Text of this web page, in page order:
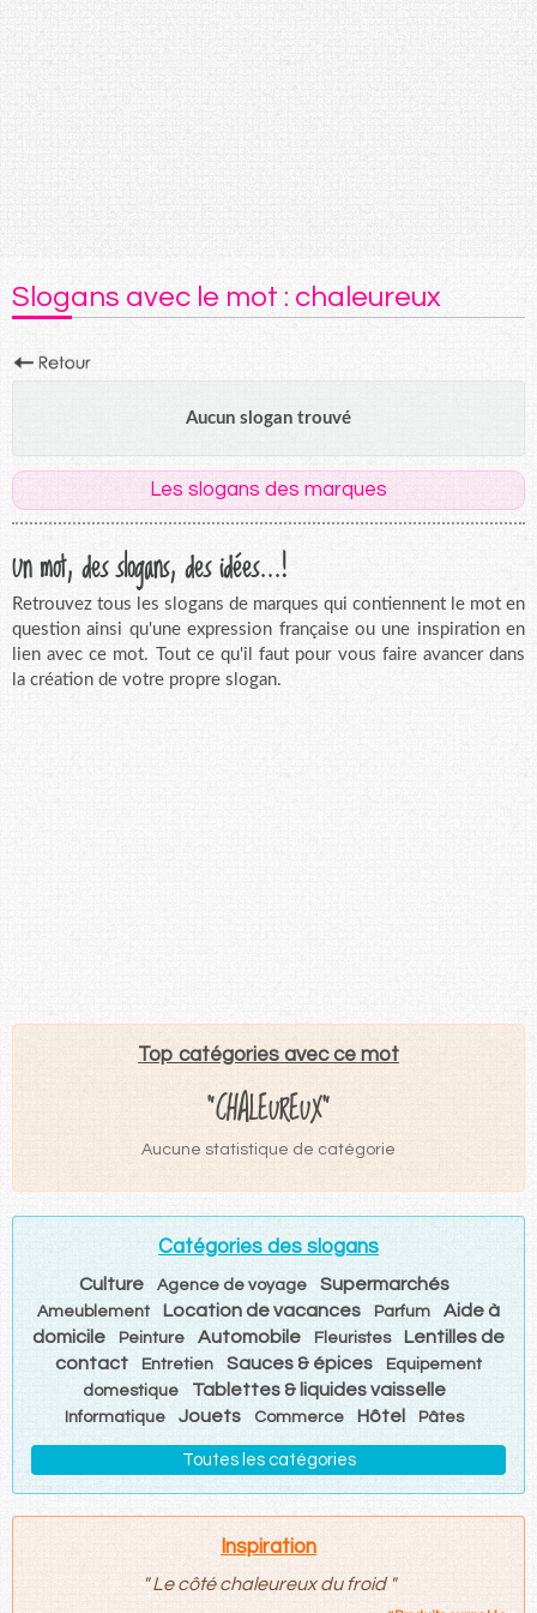
Slogans avec le mot : chaleureux
Aucun slogan trouvé
Les slogans des marques
Un mot, des slogans, des idées...!
Retrouvez tous les slogans de marques qui contiennent le mot en
question ainsi qu'une expression française ou une inspiration en
lien avec ce mot. Tout ce qu'il faut pour vous faire avancer dans
la création de votre propre slogan.
Top catégories avec ce mot
"CHALEUREUX"
Aucune statistique de catégorie
Catégories des slogans
Culture Agence de voyage Supermarchés
Ameublement Location de vacances Parfum
Aide à
domicile
Peinture Automobile Fleuristes
Lentilles de
contact
Entretien Sauces & épices
Equipement
domestique
Tablettes & liquides vaisselle
Informatique Jouets Commerce Hôtel Pâtes
Toutes les catégories
Inspiration
" Le côté chaleureux du froid "